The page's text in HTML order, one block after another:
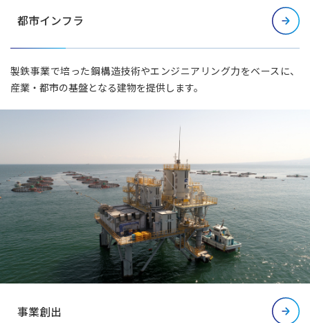
都市インフラ
製鉄事業で培った鋼構造技術やエンジニアリング力をベースに、
産業・都市の基盤となる建物を提供します。
事業創出